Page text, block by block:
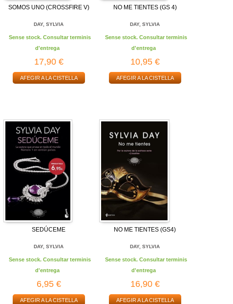
SOMOS UNO (CROSSFIRE V)
DAY, SYLVIA
Sense stock. Consultar terminis
d'entrega
17,90 €
AFEGIR A LA CISTELLA
NO ME TIENTES (GS 4)
DAY, SYLVIA
Sense stock. Consultar terminis
d'entrega
10,95 €
AFEGIR A LA CISTELLA
SEDÚCEME
DAY, SYLVIA
Sense stock. Consultar terminis
d'entrega
6,95 €
AFEGIR A LA CISTELLA
NO ME TIENTES (GS4)
DAY, SYLVIA
Sense stock. Consultar terminis
d'entrega
16,90 €
AFEGIR A LA CISTELLA